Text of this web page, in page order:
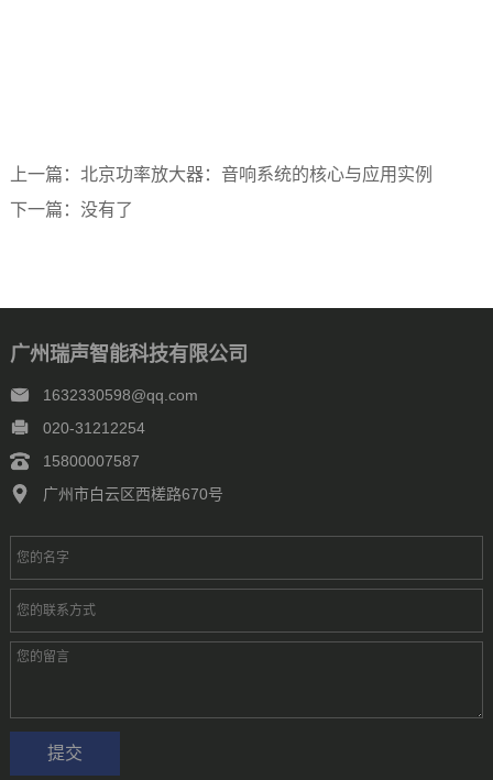
上一篇： 北京功率放大器：音响系统的核心与应用实例
下一篇： 没有了
广州瑞声智能科技有限公司
1632330598@qq.com
020-31212254
15800007587
广州市白云区西槎路670号